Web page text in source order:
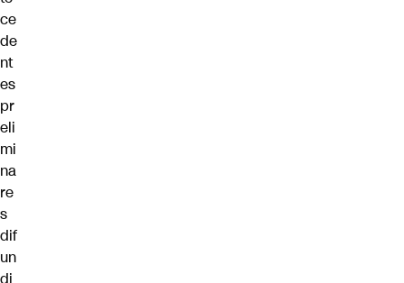
ce
de
nt
es
pr
eli
mi
na
re
s
dif
un
di